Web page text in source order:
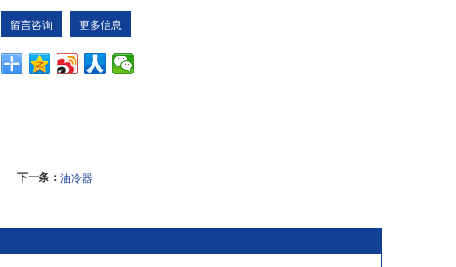
留言咨询 更多信息
下一条： 油冷器